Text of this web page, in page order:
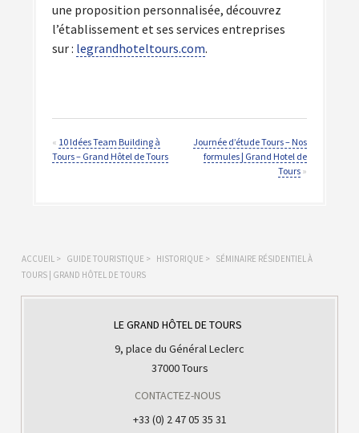
une proposition personnalisée, découvrez
l’établissement et ses services entreprises
sur : legrandhoteltours.com.
« 10 Idées Team Building à
Tours – Grand Hôtel de Tours
Journée d’étude Tours – Nos
formules | Grand Hotel de
Tours »
ACCUEIL > GUIDE TOURISTIQUE > HISTORIQUE >
SÉMINAIRE RÉSIDENTIEL À
TOURS | GRAND HÔTEL DE TOURS
LE GRAND HÔTEL DE TOURS
9, place du Général Leclerc
37000 Tours
CONTACTEZ-NOUS
+33 (0) 2 47 05 35 31